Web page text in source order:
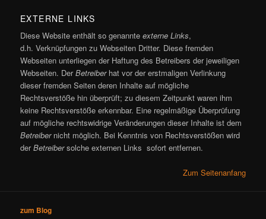
EXTERNE LINKS
Diese Website enthält so genannteexterne Links,
d.h. Verknüpfungen zu Webseiten Dritter. Diese fremden
Webseiten unterliegen der Haftung des Betreibers der jeweiligen
Webseiten. DerBetreiberhat vor der erstmaligen Verlinkung
dieser fremden Seiten deren Inhalte auf mögliche
Rechtsverstöße hin überprüft; zu diesem Zeitpunkt waren ihm
keine Rechtsverstöße erkennbar. Eine regelmäßige Überprüfung
auf mögliche rechtswidrige Veränderungen dieser Inhalte ist dem
Betreibernicht möglich. Bei Kenntnis von Rechtsverstößen wird
derBetreibersolche externen Links sofort entfernen.
Zum Seitenanfang
zum Blog